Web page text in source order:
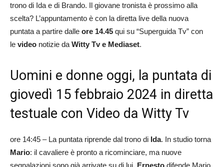
trono di Ida e di Brando. Il giovane tronista è prossimo alla
scelta? L’appuntamento è con la diretta live della nuova
puntata a partire dalle ore 14.45 qui su “Superguida Tv” con
le video notizie da Witty Tv e Mediaset.
Uomini e donne oggi, la puntata di
giovedì 15 febbraio 2024 in diretta
testuale con Video da Witty Tv
ore 14:45 – La puntata riprende dal trono di Ida. In studio torna
Mario: il cavaliere è pronto a ricominciare, ma nuove
segnalazioni sono già arrivate su di lui. Ernesto difende Mario